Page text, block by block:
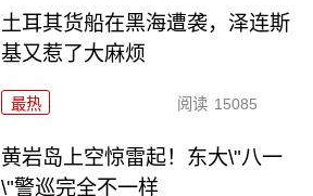
土耳其货船在黑海遭袭，泽连斯
基又惹了大麻烦
最热 阅读 15085
黄岩岛上空惊雷起！东大\"八一
\"警巡完全不一样